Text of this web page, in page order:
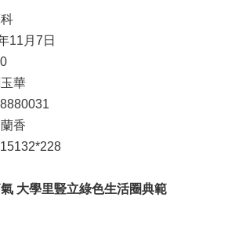
11月7日
華
香
大學里豎立綠色生活圈典範